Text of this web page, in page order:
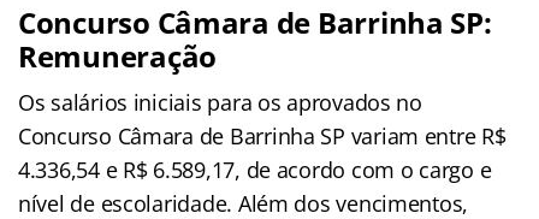
Concurso Câmara de Barrinha SP:
Remuneração
Os salários iniciais para os aprovados no
Concurso Câmara de Barrinha SP variam entre R$
4.336,54 e R$ 6.589,17, de acordo com o cargo e
nível de escolaridade. Além dos vencimentos,